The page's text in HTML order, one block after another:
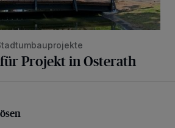
Projekt in Osterath